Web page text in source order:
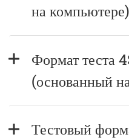
на компьютере)
Формат теста
(основанный
Тестовый